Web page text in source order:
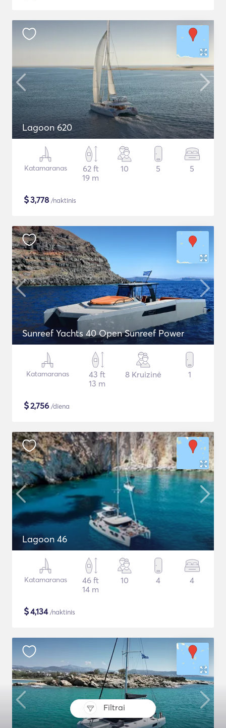
Filtrai
Lagoon 620
Katamaranas
62 ft
19 m
10 5 5
$3,778 /naktinis
Sunreef Yachts 40 Open Sunreef Power
Katamaranas
43 ft
13 m
8 Kruizinė 1
$2,756 /diena
Lagoon 46
Katamaranas
46 ft
14 m
10 4 4
$4,134/naktinis